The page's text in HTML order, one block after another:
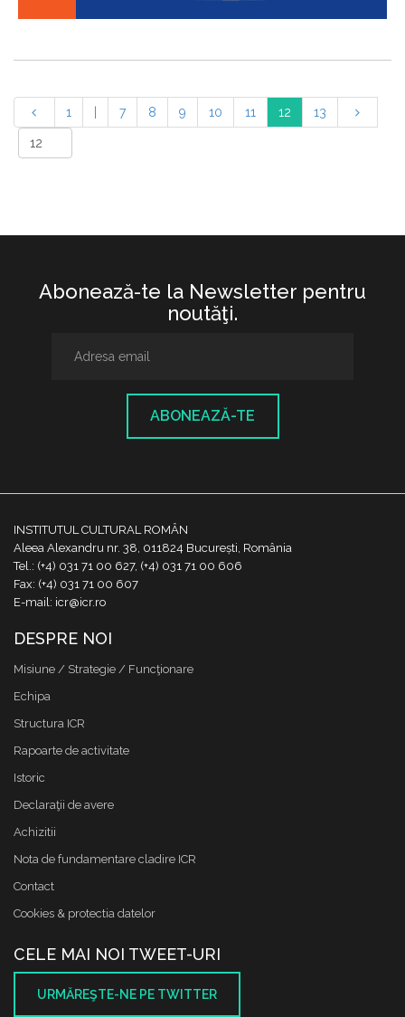
1 7 8 9 10 11 12 13
Abonează-te la Newsletter pentru
noutăţi.
ABONEAZĂ-TE
INSTITUTUL CULTURAL ROMÂN
Aleea Alexandru nr. 38, 011824 București, România
Tel.: (+4) 031 71 00 627, (+4) 031 71 00 606
Fax: (+4) 031 71 00 607
E-mail: icr@icr.ro
DESPRE NOI
Misiune / Strategie / Funcţionare
Echipa
Structura ICR
Rapoarte de activitate
Istoric
Declaraţii de avere
Achizitii
Nota de fundamentare cladire ICR
Contact
Cookies & protectia datelor
CELE MAI NOI TWEET-URI
URMĂREŞTE-NE PE TWITTER